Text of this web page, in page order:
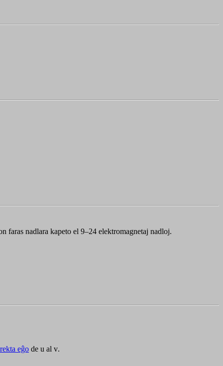
faras nadlara kapeto el 9–24 elektromagnetaj nadloj.
eĝo de u al v.